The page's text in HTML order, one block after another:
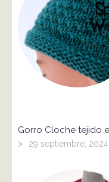
Gorro Cloche tejido
> 29 septiembre, 2024